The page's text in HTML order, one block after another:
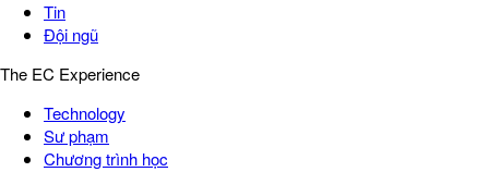
Tin
Đội ngũ
The EC Experience
Technology
Sư phạm
Chương trình học